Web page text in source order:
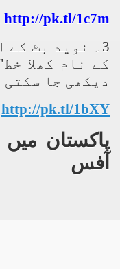
http://pk.tl/1c7m
3 ۔
نوید بٹ کے
کے نام کھلا
دیکھی جا سکتی
http://pk.tl/1bXY
پاکستان میں
آفس